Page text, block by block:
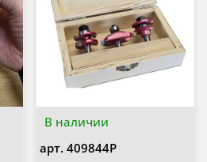
В наличии
арт. 409844P